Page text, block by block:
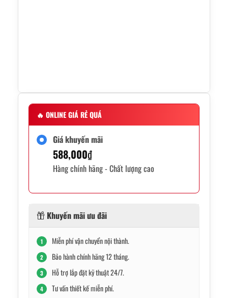
🔥 ONLINE GIÁ RẺ QUÁ
Giá khuyến mãi
588,000₫
Hàng chính hãng - Chất lượng cao
Khuyến mãi ưu đãi
1 Miễn phí vận chuyển nội thành.
2 Bảo hành chính hãng 12 tháng.
3 Hỗ trợ lắp đặt kỹ thuật 24/7.
4 Tư vấn thiết kế miễn phí.